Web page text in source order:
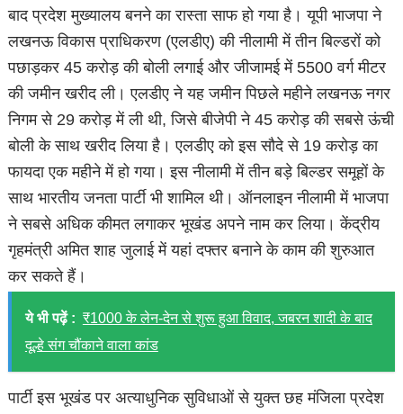
बाद प्रदेश मुख्यालय बनने का रास्ता साफ हो गया है। यूपी भाजपा ने
लखनऊ विकास प्राधिकरण (एलडीए) की नीलामी में तीन बिल्डरों को
पछाड़कर 45 करोड़ की बोली लगाई और जीजामई में 5500 वर्ग मीटर
की जमीन खरीद ली। एलडीए ने यह जमीन पिछले महीने लखनऊ नगर
निगम से 29 करोड़ में ली थी, जिसे बीजेपी ने 45 करोड़ की सबसे ऊंची
बोली के साथ खरीद लिया है। एलडीए को इस सौदे से 19 करोड़ का
फायदा एक महीने में हो गया। इस नीलामी में तीन बड़े बिल्डर समूहों के
साथ भारतीय जनता पार्टी भी शामिल थी। ऑनलाइन नीलामी में भाजपा
ने सबसे अधिक कीमत लगाकर भूखंड अपने नाम कर लिया। केंद्रीय
गृहमंत्री अमित शाह जुलाई में यहां दफ्तर बनाने के काम की शुरुआत
कर सकते हैं।
ये भी पढ़ें : ₹1000 के लेन-देन से शुरू हुआ विवाद, जबरन शादी के बाद
दूल्हे संग चौंकाने वाला कांड
पार्टी इस भूखंड पर अत्याधुनिक सुविधाओं से युक्त छह मंजिला प्रदेश